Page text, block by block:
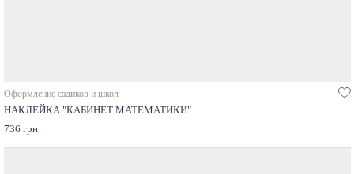
Оформление садиков и школ
НАКЛЕЙКА "КАБИНЕТ МАТЕМАТИКИ"
736 грн